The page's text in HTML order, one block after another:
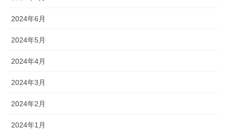
2024年6月
2024年5月
2024年4月
2024年3月
2024年2月
2024年1月